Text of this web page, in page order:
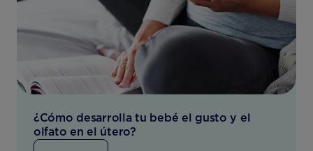
¿Cómo desarrolla tu bebé el gusto y el
olfato en el útero?